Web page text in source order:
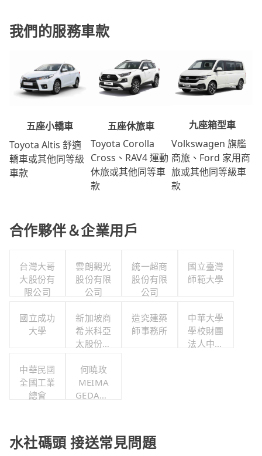
我們的服務車款
五座小轎車
Toyota Altis 舒適
轎車或其他同等級
車款
五座休旅車
Toyota Corolla
Cross、RAV4 運動
休旅或其他同等車
款
九座箱型車
Volkswagen 旗艦
商旅、Ford 家用商
旅或其他同等級車
款
合作夥伴＆企業用戶
台灣大哥
大股份有
限公司
雲朗觀光
股份有限
公司
統一超商
股份有限
公司
國立臺灣
師範大學
國立成功
大學
新加坡商
希米科亞
太股份有
灣分公司
造究建築
師事務所
中華大學
學校財團
法人中華
中華民國
全國工業
總會
何曉玫
MEIMA
GEDANC
水社碼頭 接送常見問題